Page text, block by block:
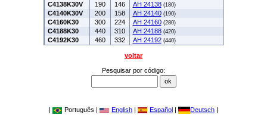
C4138K30V 190 146 AH 24138 (180)
C4140K30V 200 158 AH 24140 (190)
C4160K30 300 224 AH 24160 (280)
C4188K30 440 310 AH 24188 (420)
C4192K30 460 332 AH 24192 (440)
voltar
Pesquisar por código:
| Português | English | Español | Deutsch |